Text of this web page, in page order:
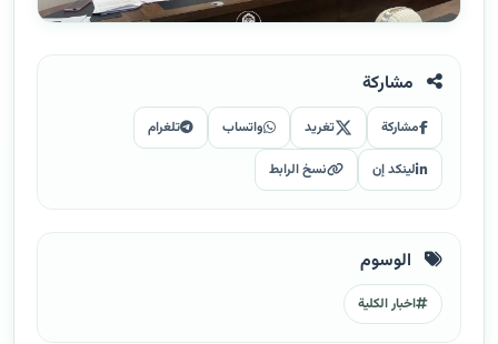
مشاركة
مشاركة تغريد واتساب تلغرام
لينكد إن نسخ الرابط
الوسوم
اخبار الكلية